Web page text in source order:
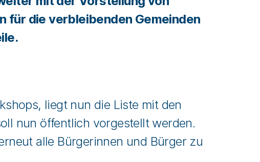
für die verbleibenden Gemeinden
liegt nun die Liste mit den
nun öffentlich vorgestellt werden.
alle Bürgerinnen und Bürger zu